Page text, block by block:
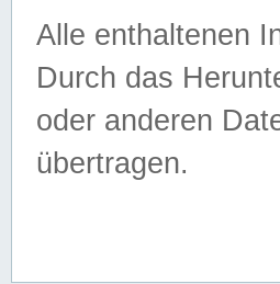
Alle enthaltenen
Durch das
oder anderen
übertragen.